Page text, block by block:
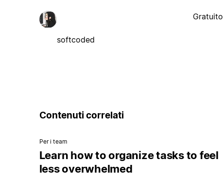
softcoded
Gratuito
Contenuti correlati
Per i team
Learn how to organize tasks to feel
less overwhelmed